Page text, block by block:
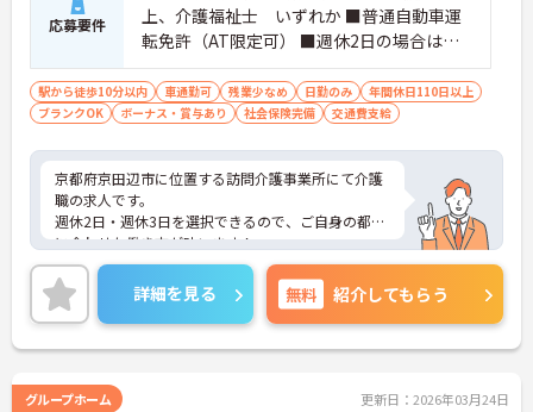
応募要件
上、介護福祉士 いずれか ■普通自動車運
転免許（AT限定可） ■週休2日の場合は車
両持ち込みが可能な方 ※ブランク可
駅から徒歩10分以内 車通勤可 残業少なめ 日勤のみ
年間休日110日以上
ブランクOK
ボーナス・賞与あり 社会保険完備 交通費支給
京都府京田辺市に位置する訪問介護事業所にて介護
職の求人です。
週休2日・週休3日を選択できるので、ご自身の都合
に合わせた働き方が叶います！
また、お子様の行事や通院等での中抜けができた
り、残業が月8時間程度と少なかったりとワークラ
イフバランスも整えることができます。
ご興味のある方には、面接対策ポイントなど、さら
に詳細をご案内しますのでお気軽にご相談くださ
詳細を見る 無料 紹介してもらう
グループホーム 更新日：2026年03月24日